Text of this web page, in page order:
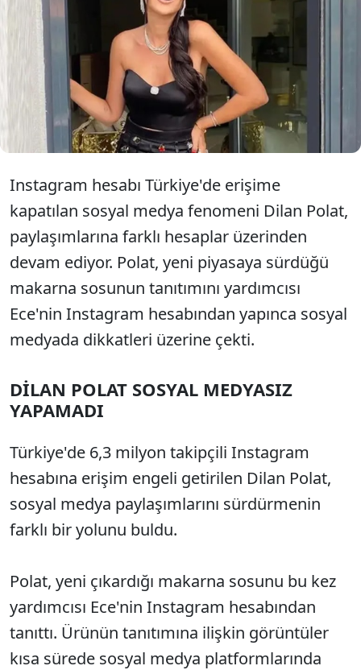
getirilen Dilan Polat, yeni çıkardığı makarna
sosunu bu kez yardımcısı Ece'nin sosyal medya
hesabı üzerinden tanıttı. Paylaşım kısa sürede
gündem olurken Polat'ın son görüntüsü de
sosyal medyada çok konuşuldu.
Instagram hesabı Türkiye'de erişime
kapatılan sosyal medya fenomeni Dilan Polat,
paylaşımlarına farklı hesaplar üzerinden
devam ediyor. Polat, yeni piyasaya sürdüğü
makarna sosunun tanıtımını yardımcısı
Ece'nin Instagram hesabından yapınca sosyal
medyada dikkatleri üzerine çekti.
DİLAN POLAT SOSYAL MEDYASIZ
YAPAMADI
Türkiye'de 6,3 milyon takipçili Instagram
hesabına erişim engeli getirilen Dilan Polat,
sosyal medya paylaşımlarını sürdürmenin
farklı bir yolunu buldu.
Polat, yeni çıkardığı makarna sosunu bu kez
yardımcısı Ece'nin Instagram hesabından
tanıttı. Ürünün tanıtımına ilişkin görüntüler
kısa sürede sosyal medya platformlarında